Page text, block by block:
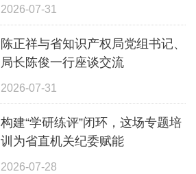
2026-07-31
陈正祥与省知识产权局党组书记、
局长陈俊一行座谈交流
2026-07-31
构建“学研练评”闭环，这场专题培
训为省直机关纪委赋能
2026-07-28